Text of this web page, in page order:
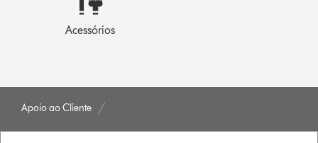
Acessórios
Apoio ao Cliente